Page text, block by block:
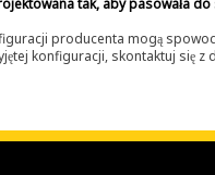
tak, aby pasowała
producenta mogą
konfiguracji, skontaktuj się